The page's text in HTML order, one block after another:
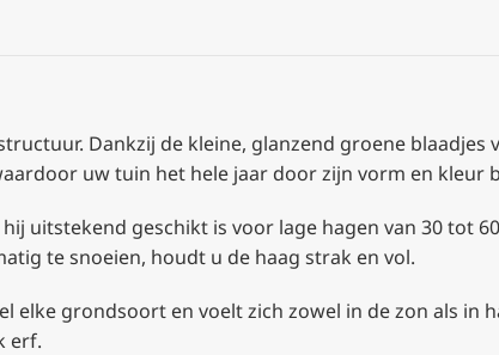
Dankzij de kleine, glanzend groene
uw tuin het hele jaar door zijn vorm en kleur
uitstekend geschikt is voor lage hagen van 30 tot
te snoeien, houdt u de haag strak en vol.
elke grondsoort en voelt zich zowel in de zon als in
erf.